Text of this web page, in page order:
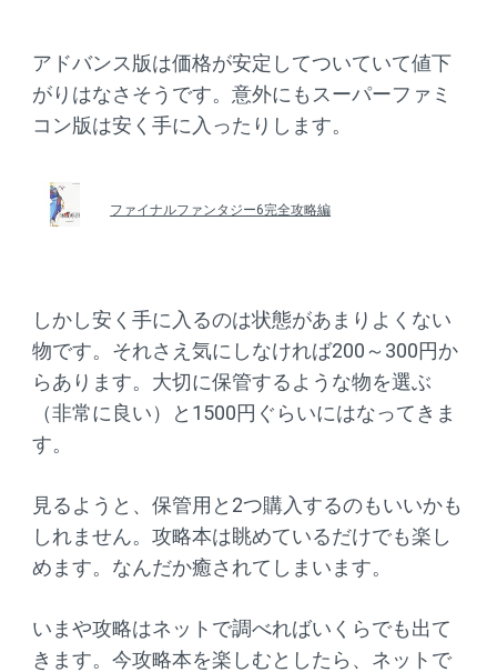
アドバンス版は価格が安定してついていて値下
がりはなさそうです。意外にもスーパーファミ
コン版は安く手に入ったりします。
ファイナルファンタジー6完全攻略編
しかし安く手に入るのは状態があまりよくない
物です。それさえ気にしなければ200～300円か
らあります。大切に保管するような物を選ぶ
（非常に良い）と1500円ぐらいにはなってきま
す。
見るようと、保管用と2つ購入するのもいいかも
しれません。攻略本は眺めているだけでも楽し
めます。なんだか癒されてしまいます。
いまや攻略はネットで調べればいくらでも出て
きます。今攻略本を楽しむとしたら、ネットで